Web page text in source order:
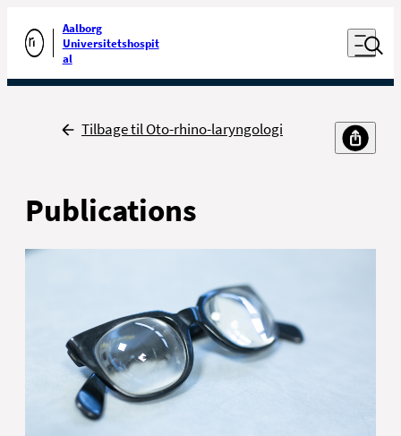
Gå til forsiden
Aalborg
Universitetshospit
al
Åben
Udfør søgning
Tilbage
Tilbage til Oto-rhino-laryngologi
Publications